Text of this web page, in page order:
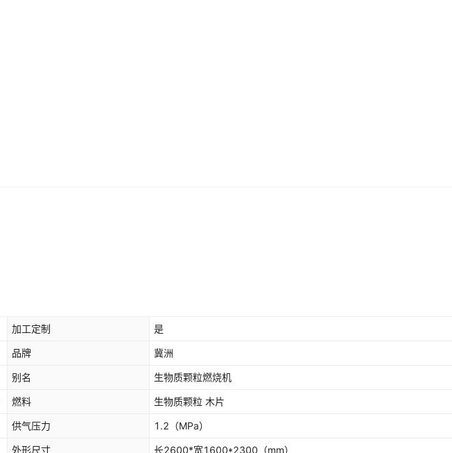
加工定制 是
品牌 冀洲
别名 生物质颗粒燃烧机
燃料 生物质颗粒 木片
供气压力 1.2 （MPa）
外形尺寸 长2600*宽1600*2300 （mm）